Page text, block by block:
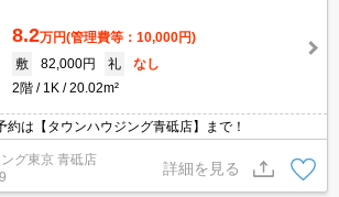
8.2万円(管理費等：10,000円)
敷
82,000円 礼
なし
2階
1K 20.02m²
約は【タウンハウジング青砥店】まで！
グ東京 青砥店
詳細を見る